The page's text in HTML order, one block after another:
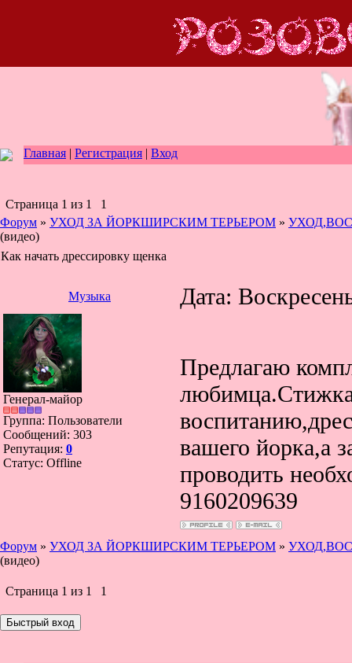
Главная | Регистрация | Вход
Страница 1 из 1
1
Форум » УХОД ЗА ЙОРКШИРСКИМ ТЕРЬЕРОМ »
(видео)
Как начать дрессировку щенка
Музыка Дата:
Генерал-майор
Группа: Пользователи
Сообщений: 303
Репутация: 0
Статус: Offline
Предлагаю
вашего йорка,а
проводить
9160209639
Форум » УХОД ЗА ЙОРКШИРСКИМ ТЕРЬЕРОМ »
(видео)
Страница 1 из 1 1